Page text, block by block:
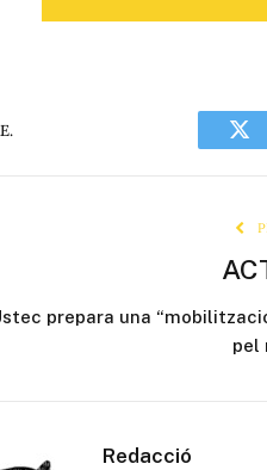
prepara una
pel
Redacció